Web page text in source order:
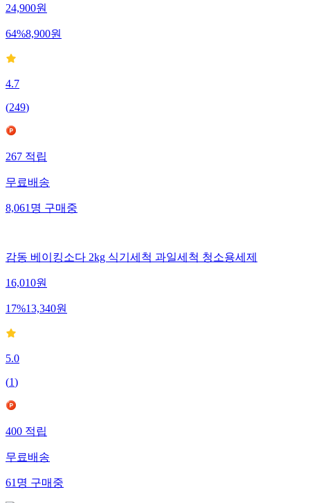
24,900원
64%8,900원
4.7
(249)
267 적립
무료배송
8,061 명 구매중
감동 베이킹소다 2kg 식기세척 과일세척 청소용세제
16,010원
17%13,340원
5.0
(1)
400 적립
무료배송
61 명 구매중